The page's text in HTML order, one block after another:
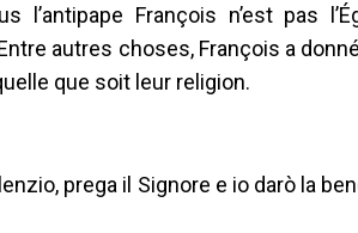
l’antipape François n’est pas
autres choses, François a
que soit leur religion.
prega il Signore e io darò la